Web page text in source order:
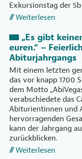
Exkursionstag der 5b
Weiterlesen
„Es gibt
euren.“ –
Abiturjahrgangs
Mit einem letzten
das vor knapp 1700
dem Motto
verabschiedete das
Abiturientinnen und
hervorragenden
kann der Jahrgang
zurückblicken.
Weiterlesen